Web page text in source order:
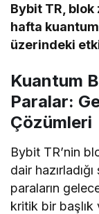
Bybit TR,
hafta
üzerindeki
Kuantum
Paralar:
Çözümleri
Bybit TR’nin
dair
paraların
kritik bir başlık